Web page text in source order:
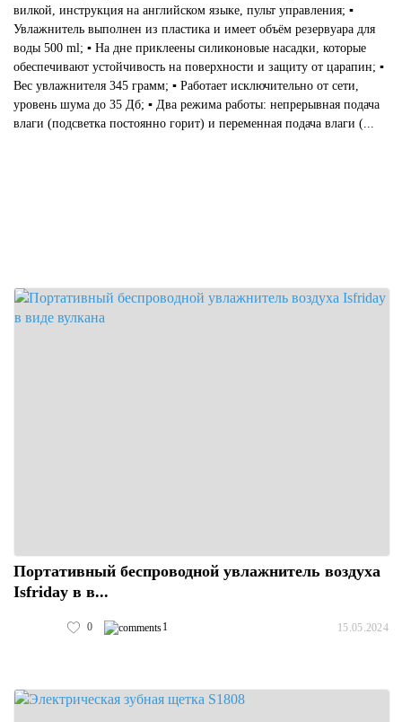
вилкой, инструкция на английском языке, пульт управления; ▪️
Увлажнитель выполнен из пластика и имеет объём резервуара для
воды 500 ml; ▪️ На дне приклеены силиконовые насадки, которые
обеспечивают устойчивость на поверхности и защиту от царапин; ▪️
Вес увлажнителя 345 грамм; ▪️ Работает исключительно от сети,
уровень шума до 35 Дб; ▪️ Два режима работы: непрерывная подача
влаги (подсветка постоянно горит) и переменная подача влаги (...
Портативный беспроводной увлажнитель воздуха
Isfriday в в...
0 1 15.05.2024